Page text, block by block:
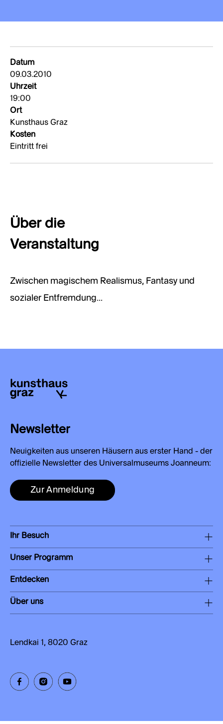
Datum
09.03.2010
Uhrzeit
19:00
Ort
Kunsthaus Graz
Kosten
Eintritt frei
Über die
Veranstaltung
Zwischen magischem Realismus, Fantasy und
sozialer Entfremdung...
Newsletter
Neuigkeiten aus unseren Häusern aus erster Hand - der
offizielle Newsletter des Universalmuseums Joanneum:
Zur Anmeldung
Ihr Besuch
Unser Programm
Entdecken
Über uns
Lendkai 1, 8020 Graz